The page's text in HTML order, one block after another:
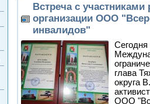
Встреча с участниками
организации ООО
инвалидов"
глава
округа
ООО